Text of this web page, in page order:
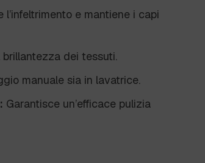
l’infeltrimento e mantiene i capi
brillantezza dei tessuti.
manuale sia in lavatrice.
Garantisce un’efficace pulizia